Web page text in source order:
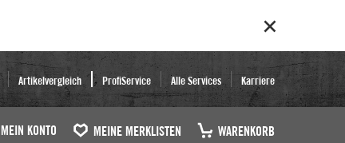
Artikelvergleich ProfiService Alle Services Karriere
MEIN KONTO MEINE MERKLISTEN WARENKORB